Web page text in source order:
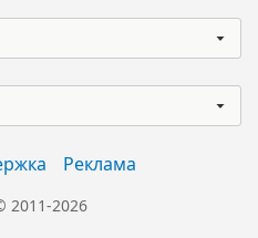
Реклама
2011-2026